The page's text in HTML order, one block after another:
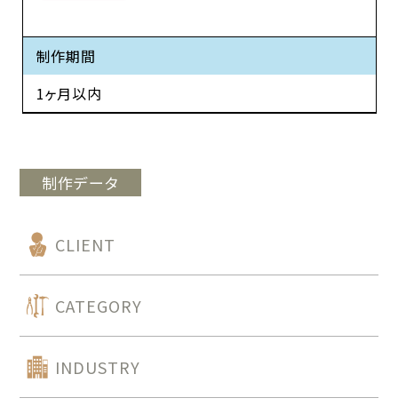
制作期間
1ヶ月以内
制作データ
CLIENT
CATEGORY
INDUSTRY